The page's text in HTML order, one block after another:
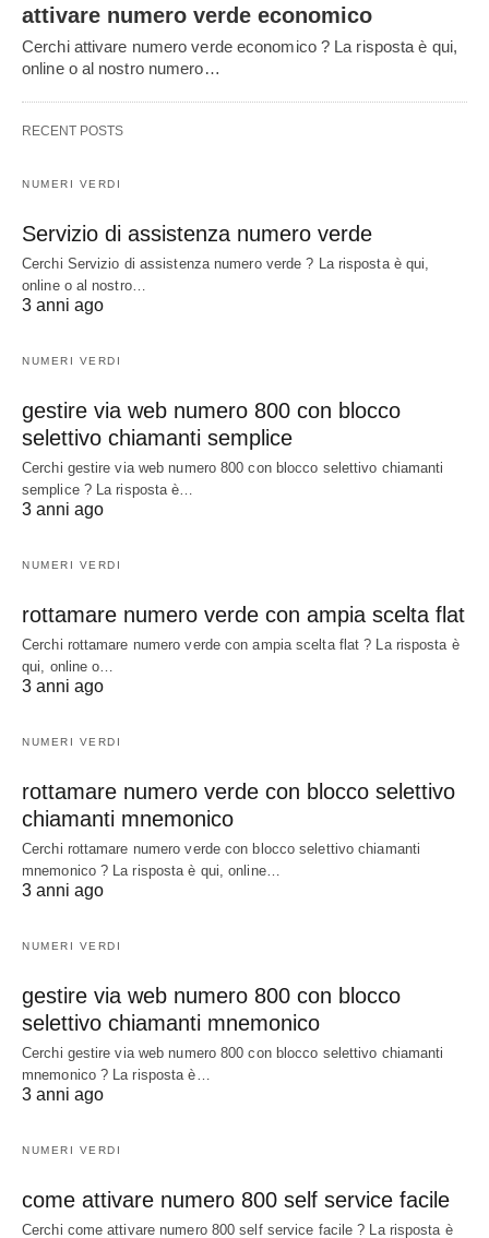
attivare numero verde economico
Cerchi attivare numero verde economico ? La risposta è qui,
online o al nostro numero…
RECENT POSTS
NUMERI VERDI
Servizio di assistenza numero verde
Cerchi Servizio di assistenza numero verde ? La risposta è qui,
online o al nostro…
3 anni ago
NUMERI VERDI
gestire via web numero 800 con blocco
selettivo chiamanti semplice
Cerchi gestire via web numero 800 con blocco selettivo chiamanti
semplice ? La risposta è…
3 anni ago
NUMERI VERDI
rottamare numero verde con ampia scelta flat
Cerchi rottamare numero verde con ampia scelta flat ? La risposta è
qui, online o…
3 anni ago
NUMERI VERDI
rottamare numero verde con blocco selettivo
chiamanti mnemonico
Cerchi rottamare numero verde con blocco selettivo chiamanti
mnemonico ? La risposta è qui, online…
3 anni ago
NUMERI VERDI
gestire via web numero 800 con blocco
selettivo chiamanti mnemonico
Cerchi gestire via web numero 800 con blocco selettivo chiamanti
mnemonico ? La risposta è…
3 anni ago
NUMERI VERDI
come attivare numero 800 self service facile
Cerchi come attivare numero 800 self service facile ? La risposta è